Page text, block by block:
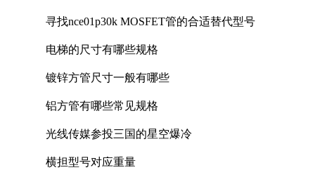
寻找nce01p30k MOSFET管的合适替代型号
电梯的尺寸有哪些规格
镀锌方管尺寸一般有哪些
铝方管有哪些常见规格
光线传媒参投三国的星空爆冷
横担型号对应重量